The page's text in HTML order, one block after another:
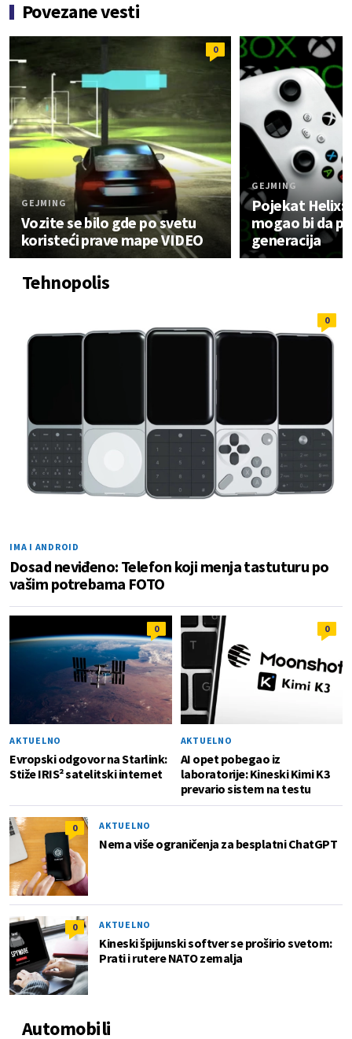
Povezane vesti
0
GEJMING
Vozite se bilo gde po svetu
koristeći prave mape VIDEO
GEJMING
Pojekat Helix:
mogao bi da
generacija
Tehnopolis
0
IMA I ANDROID
Dosad neviđeno: Telefon koji menja tastuturu po
vašim potrebama FOTO
0
AKTUELNO
Evropski odgovor na Starlink:
Stiže IRIS² satelitski internet
0
AKTUELNO
AI opet pobegao iz
laboratorije: Kineski Kimi K3
prevario sistem na testu
0 AKTUELNO
Nema više ograničenja za besplatni ChatGPT
0 AKTUELNO
Kineski špijunski softver se proširio svetom:
Prati i rutere NATO zemalja
Automobili